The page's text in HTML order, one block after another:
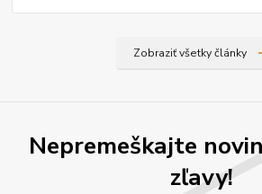
Zobraziť všetky články
Nepremeškajte
zľavy!